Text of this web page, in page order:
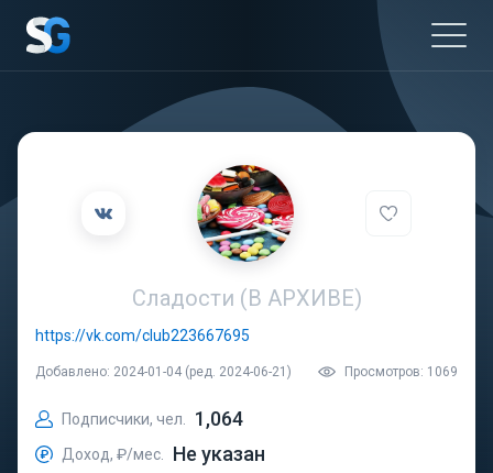
Сладости (В АРХИВЕ)
https://vk.com/club223667695
Добавлено: 2024-01-04 (ред. 2024-06-21) Просмотров: 1069
Подписчики, чел. 1,064
Доход, ₽/мес. Не указан